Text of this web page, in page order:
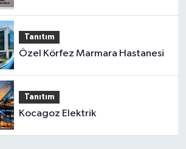
Tanıtım
Özel Körfez Marmara Hastanesi
Tanıtım
Kocagoz Elektrik